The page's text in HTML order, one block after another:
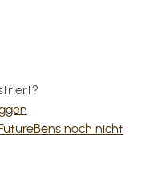
noch nicht